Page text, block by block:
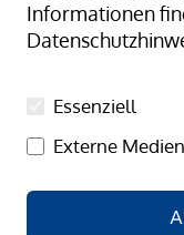
Informationen
Essenziell
Externe Medien